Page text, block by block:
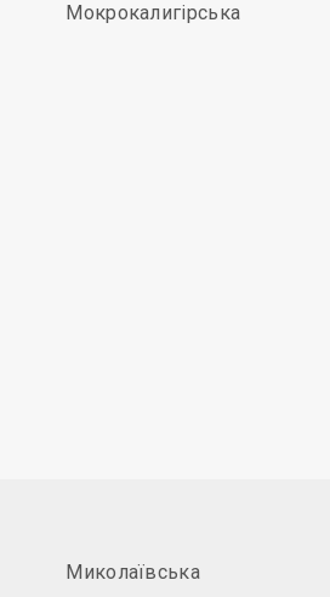
Мокрокалигірська
Миколаївська